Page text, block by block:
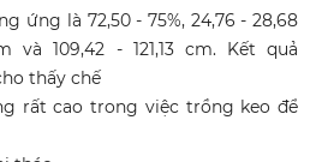
ứng là 72,50 - 75%, 24,76 - 28,68
và 109,42 - 121,13 cm. Kết quả
thấy chế
rất cao trong việc trồng keo để